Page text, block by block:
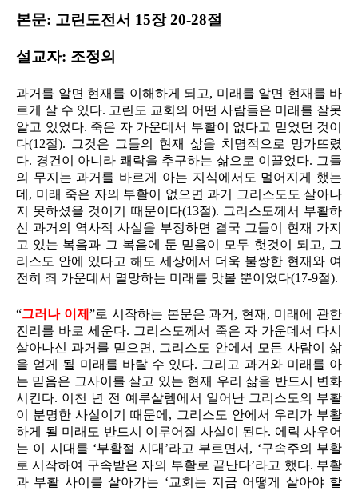
본문: 고린도전서 15장 20-28절
설교자: 조정의
과거를 알면 현재를 이해하게 되고, 미래를 알면 현재를 바
르게 살 수 있다. 고린도 교회의 어떤 사람들은 미래를 잘못
알고 있었다. 죽은 자 가운데서 부활이 없다고 믿었던 것이
다(12절). 그것은 그들의 현재 삶을 치명적으로 망가뜨렸
다. 경건이 아니라 쾌락을 추구하는 삶으로 이끌었다. 그들
의 무지는 과거를 바르게 아는 지식에서도 멀어지게 했는
데, 미래 죽은 자의 부활이 없으면 과거 그리스도도 살아나
지 못하셨을 것이기 때문이다(13절). 그리스도께서 부활하
신 과거의 역사적 사실을 부정하면 결국 그들이 현재 가지
고 있는 복음과 그 복음에 둔 믿음이 모두 헛것이 되고, 그
리스도 안에 있다고 해도 세상에서 더욱 불쌍한 현재와 여
전히 죄 가운데서 멸망하는 미래를 맛볼 뿐이었다(17-9절).
“그러나 이제 ”로 시작하는 본문은 과거, 현재, 미래에 관한
진리를 바로 세운다. 그리스도께서 죽은 자 가운데서 다시
살아나신 과거를 믿으면, 그리스도 안에서 모든 사람이 삶
을 얻게 될 미래를 바랄 수 있다. 그리고 과거와 미래를 아
는 믿음은 그사이를 살고 있는 현재 우리 삶을 반드시 변화
시킨다. 이천 년 전 예루살렘에서 일어난 그리스도의 부활
이 분명한 사실이기 때문에, 그리스도 안에서 우리가 부활
하게 될 미래도 반드시 이루어질 사실이 된다. 에릭 사우어
는 이 시대를 ‘부활절 시대’라고 부르면서, ‘구속주의 부활
로 시작하여 구속받은 자의 부활로 끝난다’라고 했다. 부활
과 부활 사이를 살아가는 ‘교회는 지금 어떻게 살아야 할